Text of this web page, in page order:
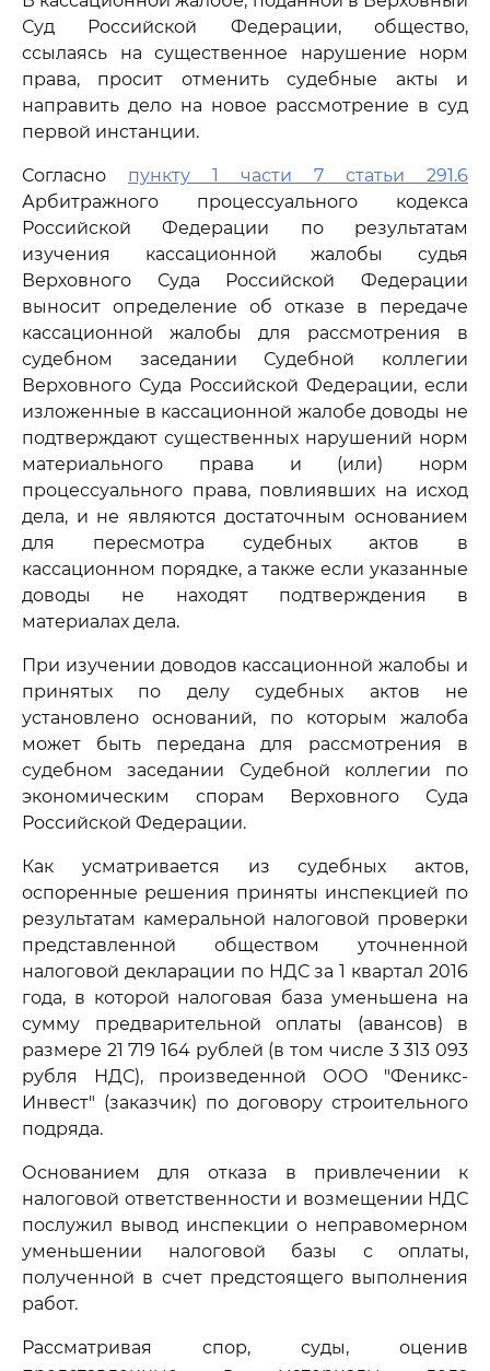
Суд Российской Федерации, общество,
ссылаясь на существенное нарушение норм
права, просит отменить судебные акты и
направить дело на новое рассмотрение в суд
первой инстанции.
Согласно пункту 1 части 7 статьи 291.6
Арбитражного процессуального кодекса
Российской Федерации по результатам
изучения кассационной жалобы судья
Верховного Суда Российской Федерации
выносит определение об отказе в передаче
кассационной жалобы для рассмотрения в
судебном заседании Судебной коллегии
Верховного Суда Российской Федерации, если
изложенные в кассационной жалобе доводы не
подтверждают существенных нарушений норм
материального права и (или) норм
процессуального права, повлиявших на исход
дела, и не являются достаточным основанием
для пересмотра судебных актов в
кассационном порядке, а также если указанные
доводы не находят подтверждения в
материалах дела.
При изучении доводов кассационной жалобы и
принятых по делу судебных актов не
установлено оснований, по которым жалоба
может быть передана для рассмотрения в
судебном заседании Судебной коллегии по
экономическим спорам Верховного Суда
Российской Федерации.
Как усматривается из судебных актов,
оспоренные решения приняты инспекцией по
результатам камеральной налоговой проверки
представленной обществом уточненной
налоговой декларации по НДС за 1 квартал 2016
года, в которой налоговая база уменьшена на
сумму предварительной оплаты (авансов) в
размере 21 719 164 рублей (в том числе 3 313 093
рубля НДС), произведенной ООО "Феникс-
Инвест" (заказчик) по договору строительного
подряда.
Основанием для отказа в привлечении к
налоговой ответственности и возмещении НДС
послужил вывод инспекции о неправомерном
уменьшении налоговой базы с оплаты,
полученной в счет предстоящего выполнения
работ.
Рассматривая спор, суды, оценив